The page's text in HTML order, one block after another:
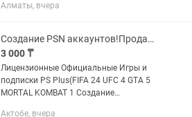
3. Ratchet & Clank — 4 000 – 6 000 тг 4.
Алматы, вчера
Создание PSN аккаунтов!Продажа Игр Ps Plus PS5 PS4 Gamepass xbox
3 000 ₸
Лицензионные Официальные Игры и
подписки PS Plus(FIFA 24 UFC 4 GTA 5
MORTAL KOMBAT 1 Создание
Актобе, вчера